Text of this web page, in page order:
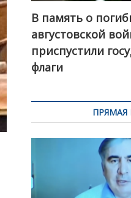
В память о
августовской
приспустили
флаги
ПРЯМАЯ